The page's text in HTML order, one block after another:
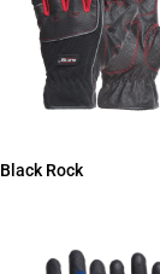
Black Rock